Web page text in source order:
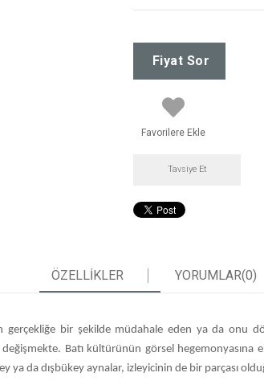
Favorilere Ekle
Tavsiye Et
ÖZELLIKLER YORUMLAR(0)
gerçekliğe bir şekilde müdahale eden ya da onu
Batı kültürünün görsel hegemonyasına
ya da dışbükey aynalar, izleyicinin de bir parçası